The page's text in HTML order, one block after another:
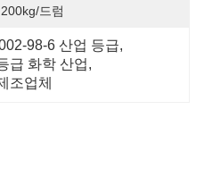
드럼
98-6 산업 등급,
급 화학 산업,
조업체